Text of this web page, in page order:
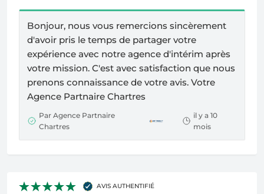
Bonjour, nous vous remercions sincèrement
d'avoir pris le temps de partager votre
expérience avec notre agence d'intérim après
votre mission. C'est avec satisfaction que nous
prenons connaissance de votre avis. Votre
Agence Partnaire Chartres
Par Agence Partnaire
Chartres
il y a 10
mois
AVIS AUTHENTIFIÉ